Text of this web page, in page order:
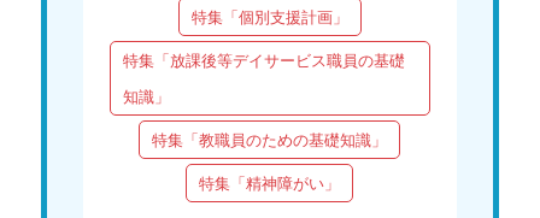
特集「個別支援計画」
特集「放課後等デイサービス職員の基礎
知識」
特集「教職員のための基礎知識」
特集「精神障がい」